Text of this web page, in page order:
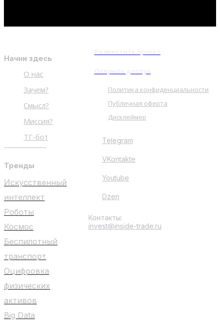
Начни здесь
О нас
Зачем?
Смысл?
Миссия?
ТГ-бот
Тренды
Искусственный
интеллект
Роботы
Космос
Беспилотный
транспорт
Оцифровка
физических
активов
Big Data
Политика конфиденциальности
Публичная оферта
Дисклеймер
Telegram
VKontakte
Youtube
Dzen
Контакты:
invest@inside-trade.ru